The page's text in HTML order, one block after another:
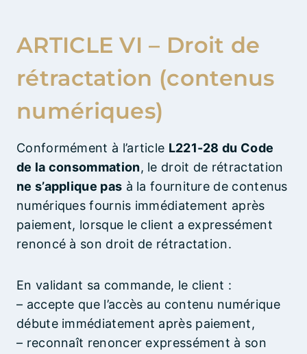
ARTICLE VI – Droit de
rétractation (contenus
numériques)
Conformément à l’article L221-28 du Code
de la consommation, le droit de rétractation
ne s’applique pas à la fourniture de contenus
numériques fournis immédiatement après
paiement, lorsque le client a expressément
renoncé à son droit de rétractation.
En validant sa commande, le client :
– accepte que l’accès au contenu numérique
débute immédiatement après paiement,
– reconnaît renoncer expressément à son